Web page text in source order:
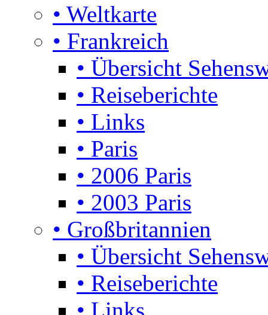
• Weltkarte
• Frankreich
• Übersicht
• Reiseberichte
• Links
• Paris
• 2006 Paris
• 2003 Paris
• Großbritannien
• Übersicht
• Reiseberichte